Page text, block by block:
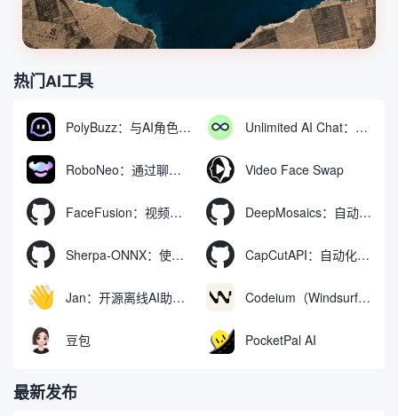
热门AI工具
PolyBuzz：与AI角色互动的免费聊天与角色扮演平台 Unlimited AI Chat：免费无限制的AI聊天工具
RoboNeo：通过聊天生成和编辑视频与图像的AI工具 Video Face Swap
FaceFusion：视频换脸增强工具|语音同步视频嘴型动作 DeepMosaics：自动去除图像和视频中的马赛克，或向其添加马赛克
Sherpa-ONNX：使用ONNXRuntime实现离线语音识别和合成 CapCutAPI：自动化控制CapCut视频剪辑的开源工具
Jan：开源离线AI助手，ChatGPT 替代品，运行本地AI模型或连接云端AI Codeium（Windsurf Editor）：免费的AI代码补全与聊天工具，Windsurf以对话方式编写完整项目代码
豆包 PocketPal AI
最新发布